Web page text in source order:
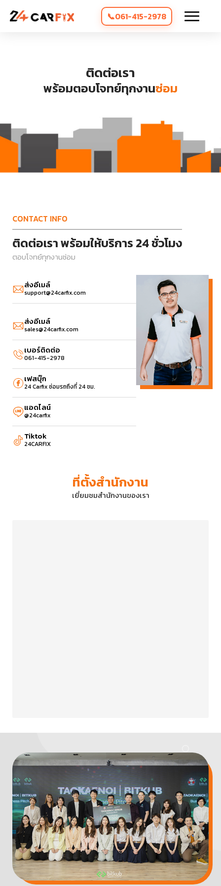
061-415-2978
ติดต่อเรา
พร้อมตอบโจทย์ทุกงานซ่อม
CONTACT INFO
ติดต่อเรา พร้อมให้บริการ 24 ชั่วโมง
ตอบโจทย์ทุกงานซ่อม
ส่งอีเมล์
support@24carfix.com
ส่งอีเมล์
sales@24carfix.com
เบอร์ติดต่อ
061-415-2978
เฟสบุ๊ก
24 Carfix ซ่อมรถถึงที่ 24 ชม.
แอดไลน์
@24carfix
Tiktok
24CARFIX
ที่ตั้งสำนักงาน
เยี่ยมชมสำนักงานของเรา